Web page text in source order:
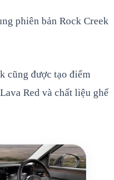
phiên bản Rock Creek
cũng được tạo điểm
Red và chất liệu ghế